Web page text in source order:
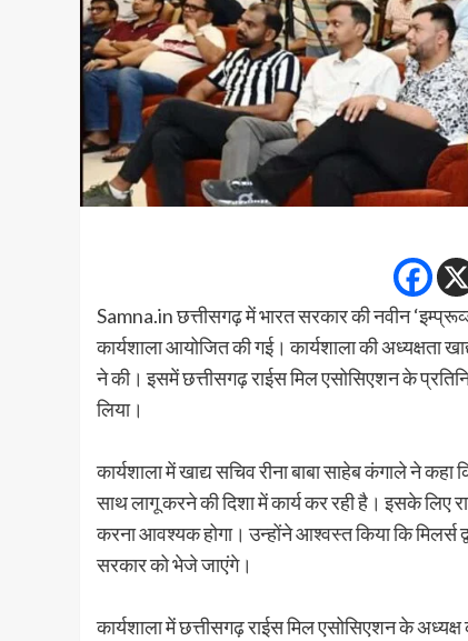
Samna.in छत्तीसगढ़ में भारत सरकार की नवीन
कार्यशाला आयोजित की गई। कार्यशाला की अध्यक्षता
ने की। इसमें छत्तीसगढ़ राईस मिल एसोसिएशन के
लिया।
कार्यशाला में खाद्य सचिव रीना बाबा साहेब कंगाले ने
साथ लागू करने की दिशा में कार्य कर रही है। इसके लिए
करना आवश्यक होगा। उन्होंने आश्वस्त किया कि मिलर्स
सरकार को भेजे जाएंगे।
कार्यशाला में छत्तीसगढ़ राईस मिल एसोसिएशन के